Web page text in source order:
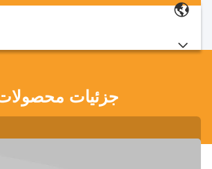
جزئیات محصولات